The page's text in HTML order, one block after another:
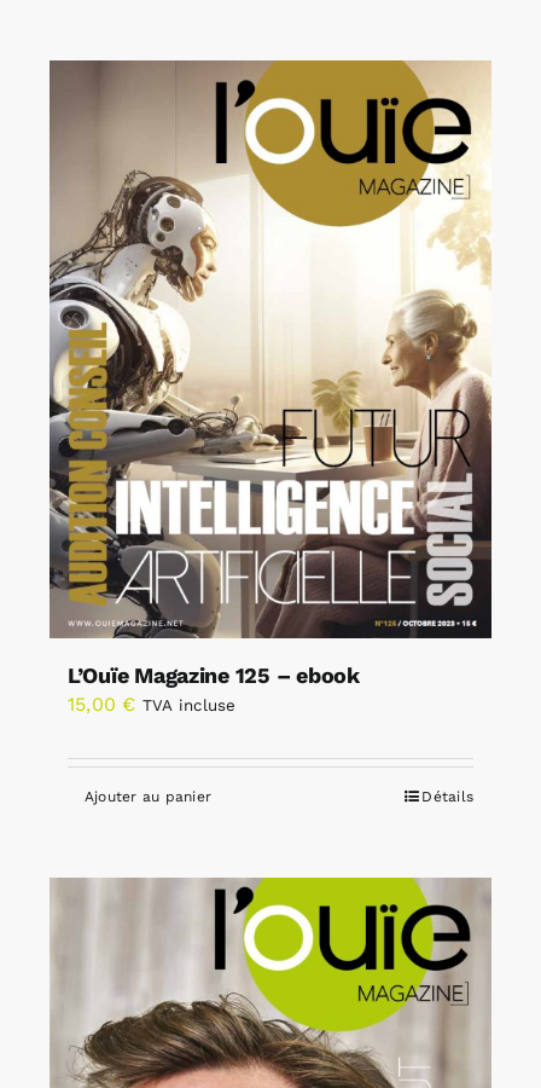
L’Ouïe Magazine 125 – ebook
15,00 € TVA incluse
Ajouter au panier Détails